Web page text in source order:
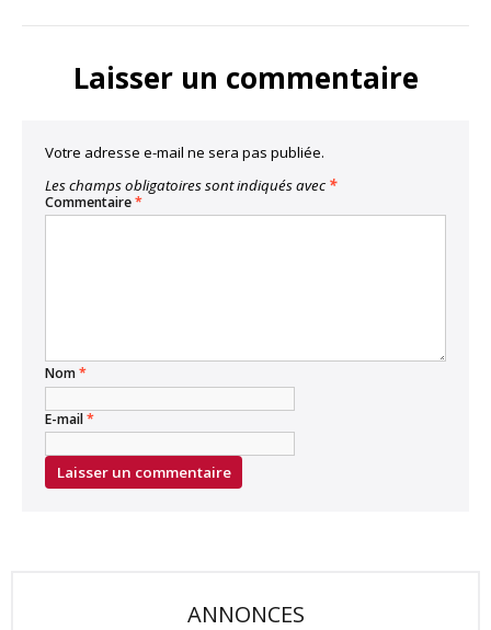
Laisser un commentaire
Votre adresse e-mail ne sera pas publiée.
Les champs obligatoires sont indiqués avec *
Commentaire*
Nom*
E-mail*
ANNONCES